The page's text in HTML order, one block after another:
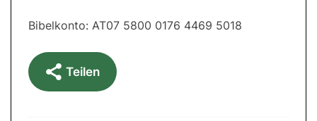
Bibelkonto: AT07 5800 0176 4469 5018
Teilen